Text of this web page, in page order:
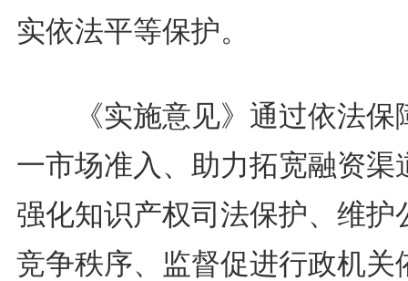
实依法平等保护。
《实施意见》通过依法保
一市场准入、助力拓宽融资渠
强化知识产权司法保护、维护
竞争秩序、监督促进行政机关